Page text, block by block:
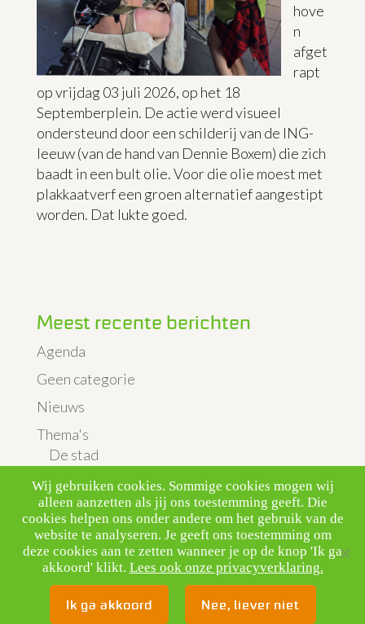
hove
n
afget
rapt
op vrijdag 03 juli 2026, op het 18
Septemberplein. De actie werd visueel
ondersteund door een schilderij van de ING-
leeuw (van de hand van Dennie Boxem) die zich
baadt in een bult olie. Voor die olie moest met
plakkaatverf een groen alternatief aangestipt
worden. Dat lukte goed.
Meest recente berichten
Agenda
Geen categorie
Nieuws
Thema's
De stad
Landbouw & Veeteelt
Luchtkwaliteit & verkeer
Vliegveld
Uitgelicht
Wij gebruiken cookies. Sommige cookies mogen wij
alleen aanzetten als jij ons toestemming geeft. Die
cookies helpen ons onder andere om het gebruik van de
website te analyseren. Je geeft ons toestemming om
deze cookies aan te zetten wanneer je op de knop 'Ik ga
akkoord' klikt. Lees ook onze privacyverklaring.
Ik ga akkoord Nee, liever niet